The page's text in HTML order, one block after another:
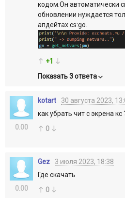
кодом.Он автоматически
обновлении нуждается
апдейтах cs:go.
+1
Показать 3 ответа
0.00
kotart
30 августа 2023,
как убрать чит с экрена кс
0
0.00
Gez
3 июля 2023, 18:38
Где скачать
0